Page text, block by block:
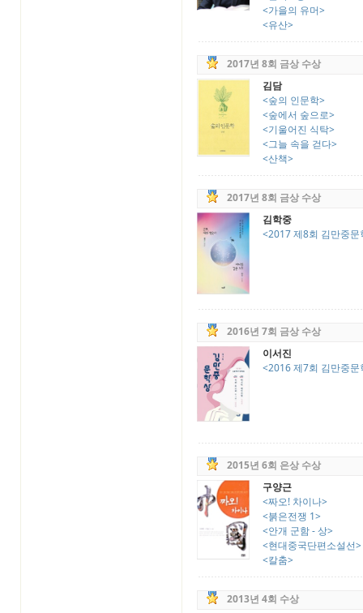
<가을의 유머>
<유산>
2017년 8회 금상 수상
김담
<숲의 인문학>
<숲에서 숲으로>
<기울어진 식탁>
<그늘 속을 걷다>
<산책>
2017년 8회 금상 수상
김학중
<2017 제8회 김만중문
2016년 7회 금상 수상
이서진
<2016 제7회 김만중문
2015년 6회 은상 수상
구양근
<짜오! 차이나>
<붉은전쟁 1>
<안개 군함 - 상>
<현대중국단편소설선>
<칼춤>
2013년 4회 수상